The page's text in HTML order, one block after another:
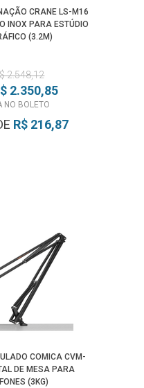
CRANE LS-M16
INOX PARA ESTÚDIO
(3.2M)
2.548,12
2.350,85
NO BOLETO
R$ 216,87
COMICA CVM-
DE MESA PARA
(3KG)